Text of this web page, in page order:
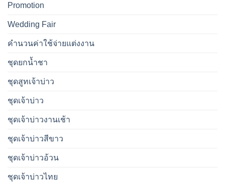
Promotion
Wedding Fair
คำนวนค่าใช้จ่ายแต่งงาน
ชุดยกน้ำชา
ชุดสูทเจ้าบ่าว
ชุดเจ้าบ่าว
ชุดเจ้าบ่าวงานเช้า
ชุดเจ้าบ่าวสีขาว
ชุดเจ้าบ่าวอ้วน
ชุดเจ้าบ่าวไทย